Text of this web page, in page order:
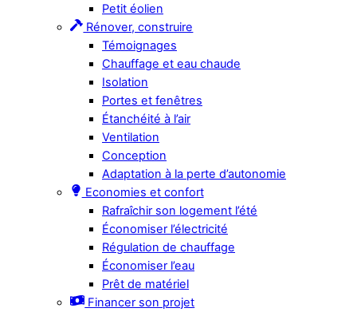
Petit éolien
Rénover, construire
Témoignages
Chauffage et eau chaude
Isolation
Portes et fenêtres
Étanchéité à l’air
Ventilation
Conception
Adaptation à la perte d’autonomie
Economies et confort
Rafraîchir son logement l’été
Économiser l’électricité
Régulation de chauffage
Économiser l’eau
Prêt de matériel
Financer son projet